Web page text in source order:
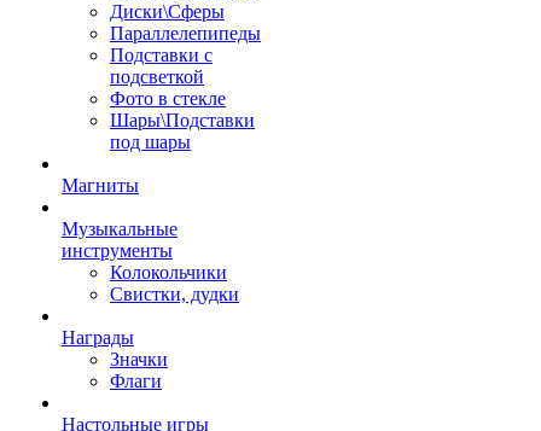
Диски\Сферы
Параллелепипеды
Подставки с
подсветкой
Фото в стекле
Шары\Подставки
под шары
Магниты
Музыкальные
инструменты
Колокольчики
Свистки, дудки
Награды
Значки
Флаги
Настольные игры